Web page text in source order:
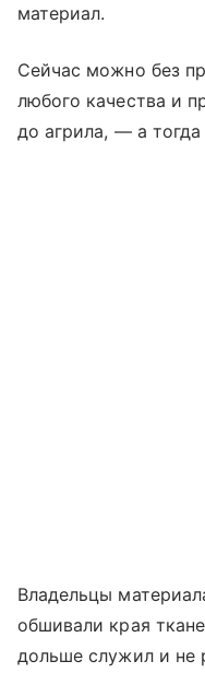
материал.
Сейчас можно без
любого качества и
до агрила, — а
Владельцы
обшивали края
дольше служил и не